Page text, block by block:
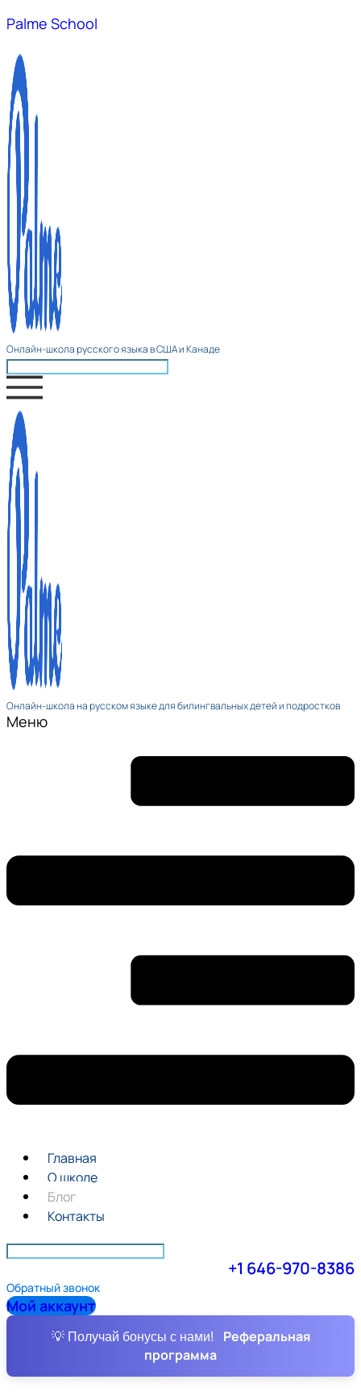
Palme School
Онлайн-школа русского языка в США и Канаде​
Онлайн-школа на русском языке для билингвальных детей и подростков
Меню
Главная
О школе
Блог
Контакты
+1 646-970-8386
Обратный звонок
Мой аккаунт
💡 Получай бонусы с нами!
Реферальная
программа